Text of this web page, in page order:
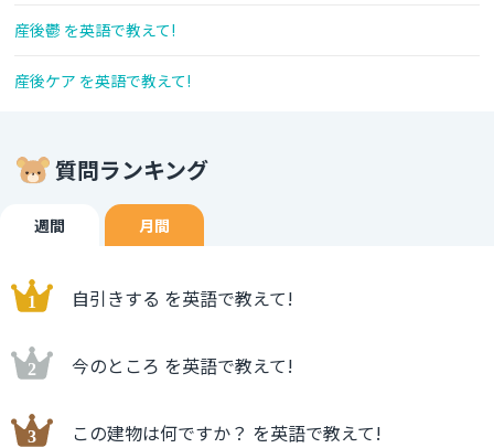
産後鬱 を英語で教えて!
産後ケア を英語で教えて!
質問ランキング
週間 月間
自引きする を英語で教えて!
今のところ を英語で教えて!
この建物は何ですか？ を英語で教えて!